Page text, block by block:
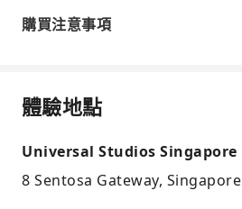
購買注意事項
體驗地點
Universal Studios Singapore
8 Sentosa Gateway,